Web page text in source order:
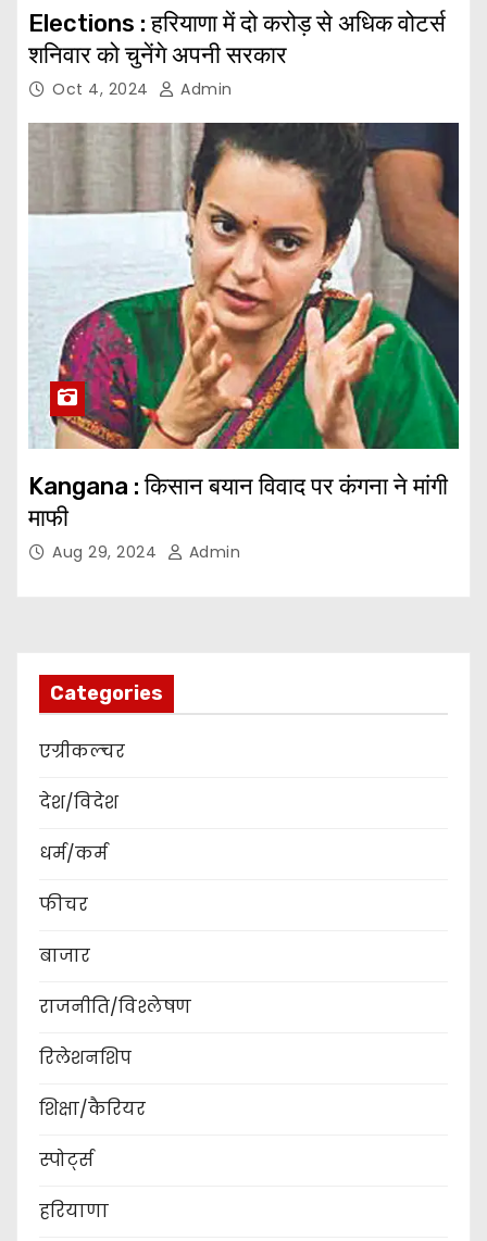
Elections : हरियाणा में दो करोड़ से अधिक वोटर्स
शनिवार को चुनेंगे अपनी सरकार
Oct 4, 2024 Admin
Kangana : किसान बयान विवाद पर कंगना ने मांगी
माफी
Aug 29, 2024 Admin
Categories
एग्रीकल्चर
देश/विदेश
धर्म/कर्म
फीचर
बाजार
राजनीति/विश्लेषण
रिलेशनशिप
शिक्षा/कैरियर
स्पोर्ट्स
हरियाणा